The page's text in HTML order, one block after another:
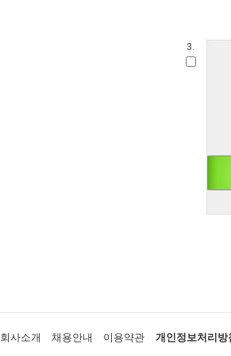
3.
회사소개 채용안내 이용약관 개인정보처리방